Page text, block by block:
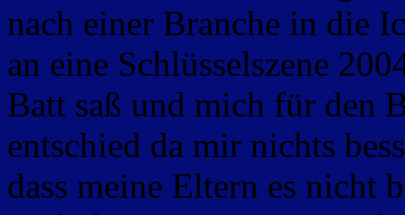
nach einer Branche in die
an eine Schlüsselszene
Batt saß und mich für den
entschied da mir nichts
dass meine Eltern es nicht